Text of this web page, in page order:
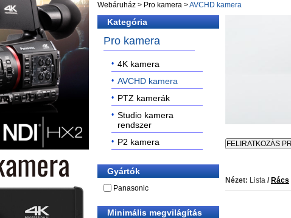
Webáruház > Pro kamera >AVCHD kamera
Kategória
Pro kamera
4K kamera
AVCHD kamera
PTZ kamerák
Studio kamera
rendszer
P2 kamera
Gyártók
Panasonic
Minimális megvilágítás
Nézet: Lista / Rács